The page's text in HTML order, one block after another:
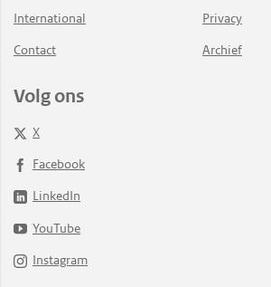
International
Contact
Privacy
Archief
Volg ons
X
Facebook
LinkedIn
YouTube
Instagram